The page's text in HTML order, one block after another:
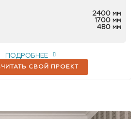
2400 мм
1700 мм
480 мм
СВОЙ ПРОЕКТ
ПОДРОБНЕЕ